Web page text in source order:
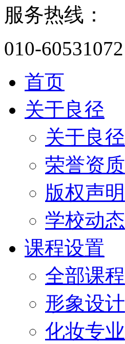
服务热线：
010-60531072
首页
关于良径
关于良径
荣誉资质
版权声明
学校动态
课程设置
全部课程
形象设计
化妆专业